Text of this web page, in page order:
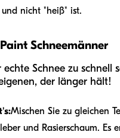
nicht "heiß" ist.
Schneemänner
Schnee zu schnell
der länger hält!
Mischen Sie zu gleichen
und Rasierschaum. Es